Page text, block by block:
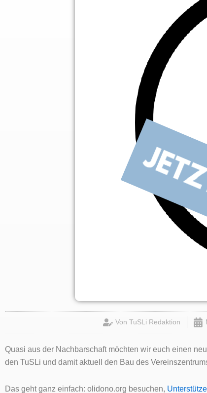
Von TuSLi Redaktion
Quasi aus der Nachbarschaft möchten wir euch einen
den TuSLi und damit aktuell den Bau des
Das geht ganz einfach: olidono.org besuchen,